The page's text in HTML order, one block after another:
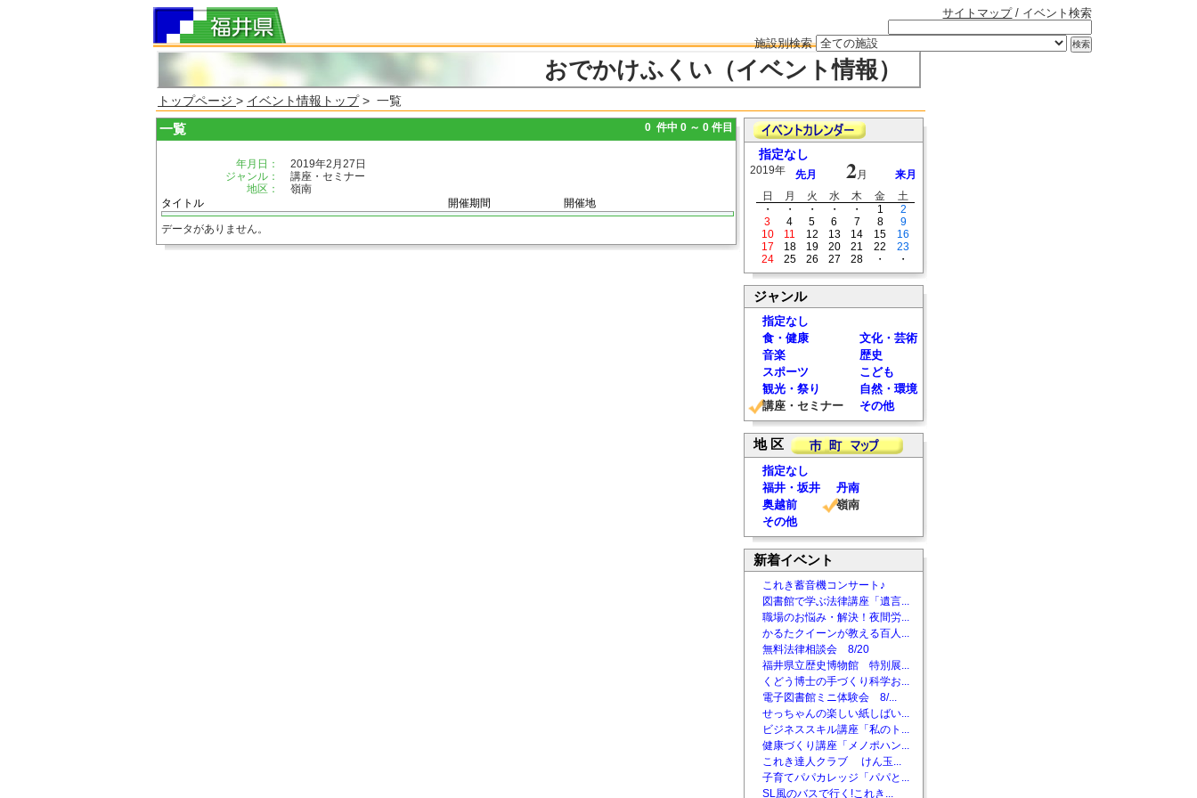
サイトマップ/ イベント検索
施設別検索
おでかけふくい（イベント情報）
トップページ > イベント情報トップ> 一覧
一覧 0 件中 0 ～ 0 件目
年月日：
2019年2月27日
ジャンル：
講座・セミナー
地区：
嶺南
タイトル
開催期間 開催地
データがありません。
指定なし
2019年 先月 2月
来月
日
月 火 水 木 金
土
・
・ ・ ・ ・ 1
2
3
4 5 6 7 8
9
10
11 12 13 14 15
16
17
18 19 20 21 22
23
24
25 26 27 28 ・ ・
ジャンル
指定なし
食・健康
文化・芸術
音楽
歴史
スポーツ
こども
観光・祭り
自然・環境
講座・セミナー
その他
地 区
指定なし
福井・坂井
丹南
奥越前
嶺南
その他
新着イベント
これき蓄音機コンサート♪
図書館で学ぶ法律講座「遺言...
職場のお悩み・解決！夜間労...
かるたクイーンが教える百人...
無料法律相談会 8/20
福井県立歴史博物館 特別展...
くどう博士の手づくり科学お...
電子図書館ミニ体験会 8/...
せっちゃんの楽しい紙しばい...
ビジネススキル講座「私のト...
健康づくり講座「メノポハン...
これき達人クラブ けん玉...
子育てパパカレッジ「パパと...
SL風のバスで行く!これき...